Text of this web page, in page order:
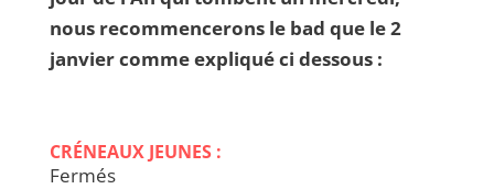
nous recommencerons le bad que le 2
janvier comme expliqué ci dessous :
CRÉNEAUX JEUNES :
Fermés